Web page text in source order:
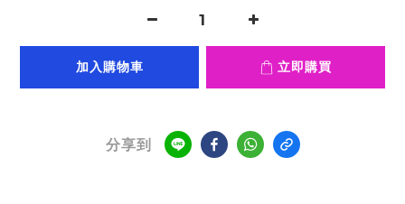
加入購物車 立即購買
分享到